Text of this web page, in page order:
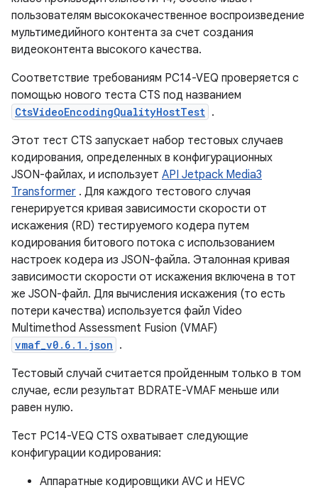
пользователям высококачественное воспроизведение
мультимедийного контента за счет создания
видеоконтента высокого качества.
Соответствие требованиям PC14-VEQ проверяется с
помощью нового теста CTS под названием
CtsVideoEncodingQualityHostTest .
Этот тест CTS запускает набор тестовых случаев
кодирования, определенных в конфигурационных
JSON-файлах, и использует API Jetpack Media3
Transformer . Для каждого тестового случая
генерируется кривая зависимости скорости от
искажения (RD) тестируемого кодера путем
кодирования битового потока с использованием
настроек кодера из JSON-файла. Эталонная кривая
зависимости скорости от искажения включена в тот
же JSON-файл. Для вычисления искажения (то есть
потери качества) используется файл Video
Multimethod Assessment Fusion (VMAF)
vmaf_v0.6.1.json .
Тестовый случай считается пройденным только в том
случае, если результат BDRATE-VMAF меньше или
равен нулю.
Тест PC14-VEQ CTS охватывает следующие
конфигурации кодирования:
Аппаратные кодировщики AVC и HEVC